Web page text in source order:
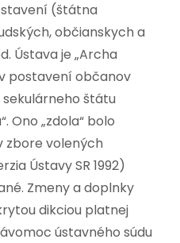
(štátna
občianskych a
Ústava je „Archa
postavení občanov
štátu
Ono „zdola“ bolo
zbore volených
Ústavy SR 1992)
Zmeny a doplnky
dikciou platnej
ústavného súdu